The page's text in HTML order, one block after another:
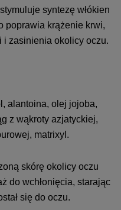
stymuluje syntezę włókien
poprawia krążenie krwi,
i zasinienia okolicy oczu.
alantoina, olej jojoba,
z wąkroty azjatyckiej,
matrixyl.
skórę okolicy oczu
do wchłonięcia, starając
się do oczu.